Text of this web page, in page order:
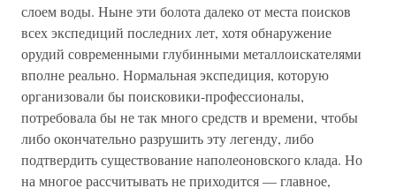
слоем воды. Ныне эти болота далеко от места поисков
всех экспедиций последних лет, хотя обнаружение
орудий современными глубинными металлоискателями
вполне реально. Нормальная экспедиция, которую
организовали бы поисковики-профессионалы,
потребовала бы не так много средств и времени, чтобы
либо окончательно разрушить эту легенду, либо
подтвердить существование наполеоновского клада. Но
на многое рассчитывать не приходится — главное,